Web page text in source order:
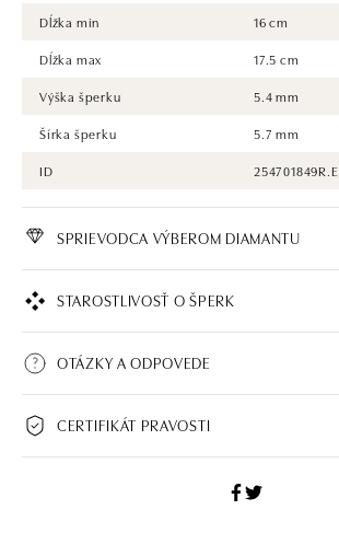
Dĺžka min
16 cm
Dĺžka max
17.5 cm
Výška šperku
5.4 mm
Šírka šperku
5.7 mm
ID
254701849R.E
SPRIEVODCA VÝBEROM DIAMANTU
STAROSTLIVOSŤ O ŠPERK
OTÁZKY A ODPOVEDE
CERTIFIKÁT PRAVOSTI